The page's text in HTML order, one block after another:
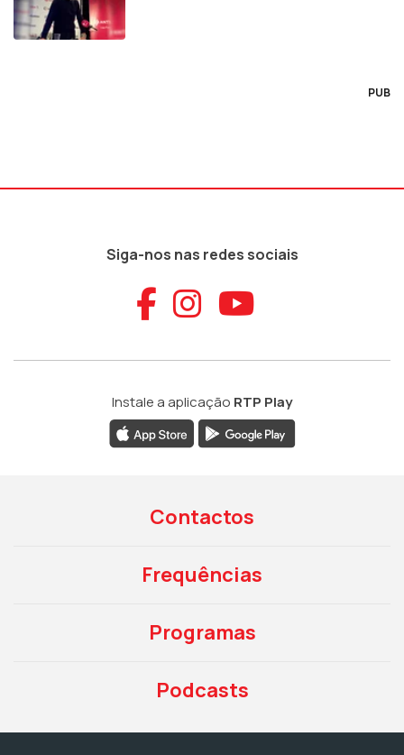
PUB
Siga-nos nas redes sociais
Aceder ao
Aceder ao
Aceder
Instale a aplicação RTP Play
Contactos
Frequências
Programas
Podcasts